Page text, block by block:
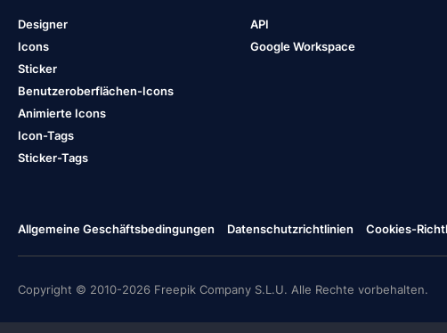
Designer
Icons
Sticker
Benutzeroberflächen-Icons
Animierte Icons
Icon-Tags
Sticker-Tags
API
Google Workspace
Allgemeine Geschäftsbedingungen Datenschutzrichtlinien Cookies-
Copyright © 2010-2026 Freepik Company S.L.U. Alle Rechte vorbehalten.